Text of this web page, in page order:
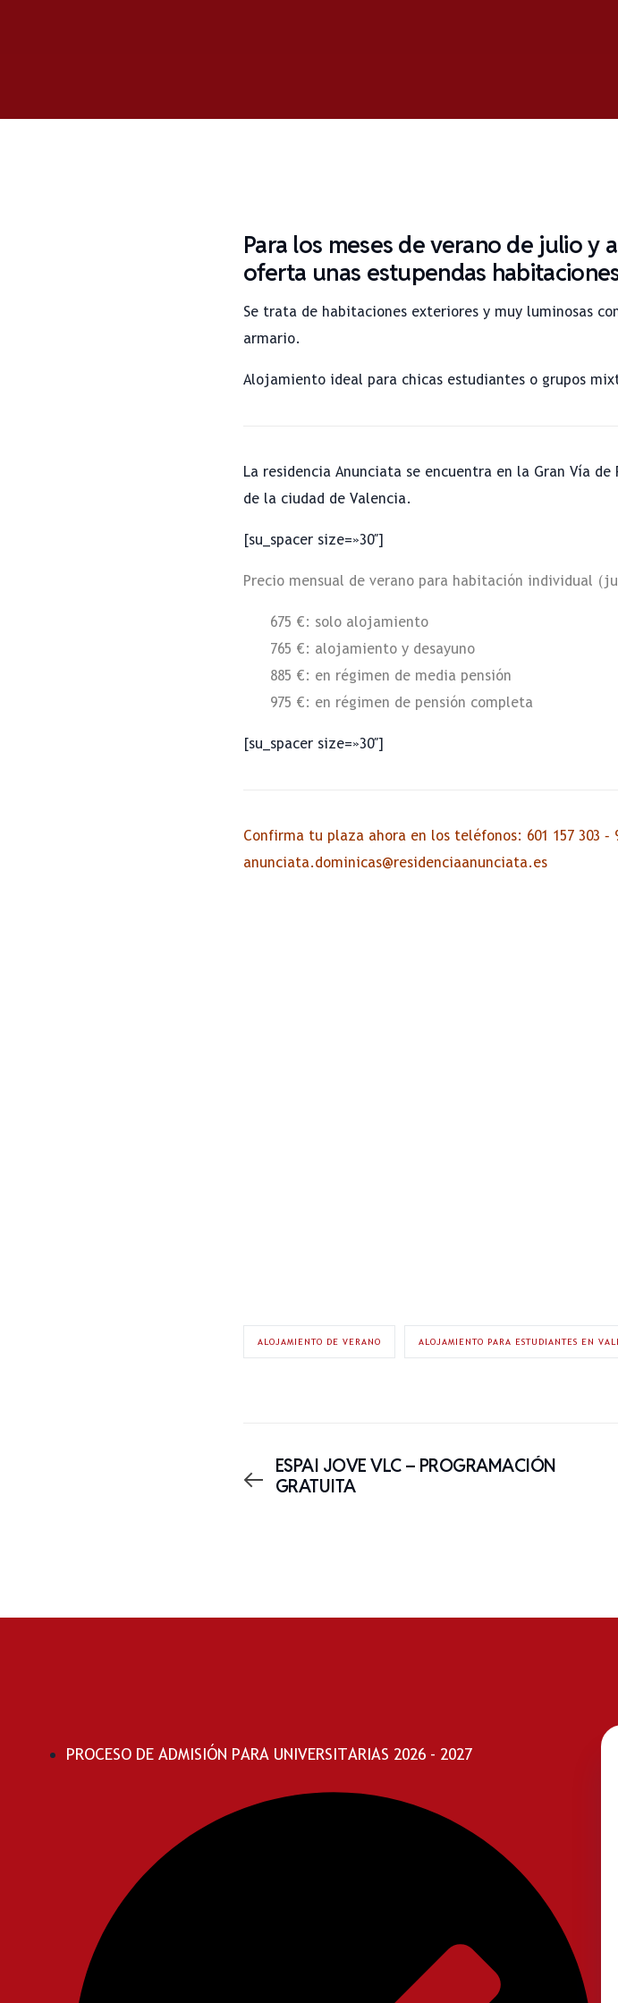
Para los meses de verano de julio y
oferta unas estupendas
Se trata de habitaciones exteriores y muy luminosas
armario.
Alojamiento ideal para chicas estudiantes o grupos
La residencia Anunciata se encuentra en la Gran Vía
de la ciudad de Valencia.
[su_spacer size=»30″]
Precio mensual de verano para habitación individual
675 €: solo alojamiento
765 €: alojamiento y desayuno
885 €: en régimen de media pensión
975 €: en régimen de pensión completa
[su_spacer size=»30″]
Confirma tu plaza ahora en los teléfonos: 601 157 303 –
anunciata.dominicas@residenciaanunciata.es
ALOJAMIENTO DE VERANO ALOJAMIENTO PARA ESTUDIANTES EN
ESPAI JOVE VLC – PROGRAMACIÓN
GRATUITA
PROCESO DE ADMISIÓN PARA UNIVERSITARIAS 2026 - 2027